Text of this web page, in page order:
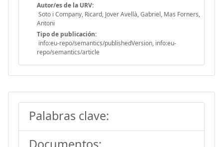
Autor/es de la URV:
Soto i Company, Ricard, Jover Avellà, Gabriel, Mas Forners,
Antoni
Tipo de publicación:
info:eu-repo/semantics/publishedVersion, info:eu-
repo/semantics/article
Palabras clave: